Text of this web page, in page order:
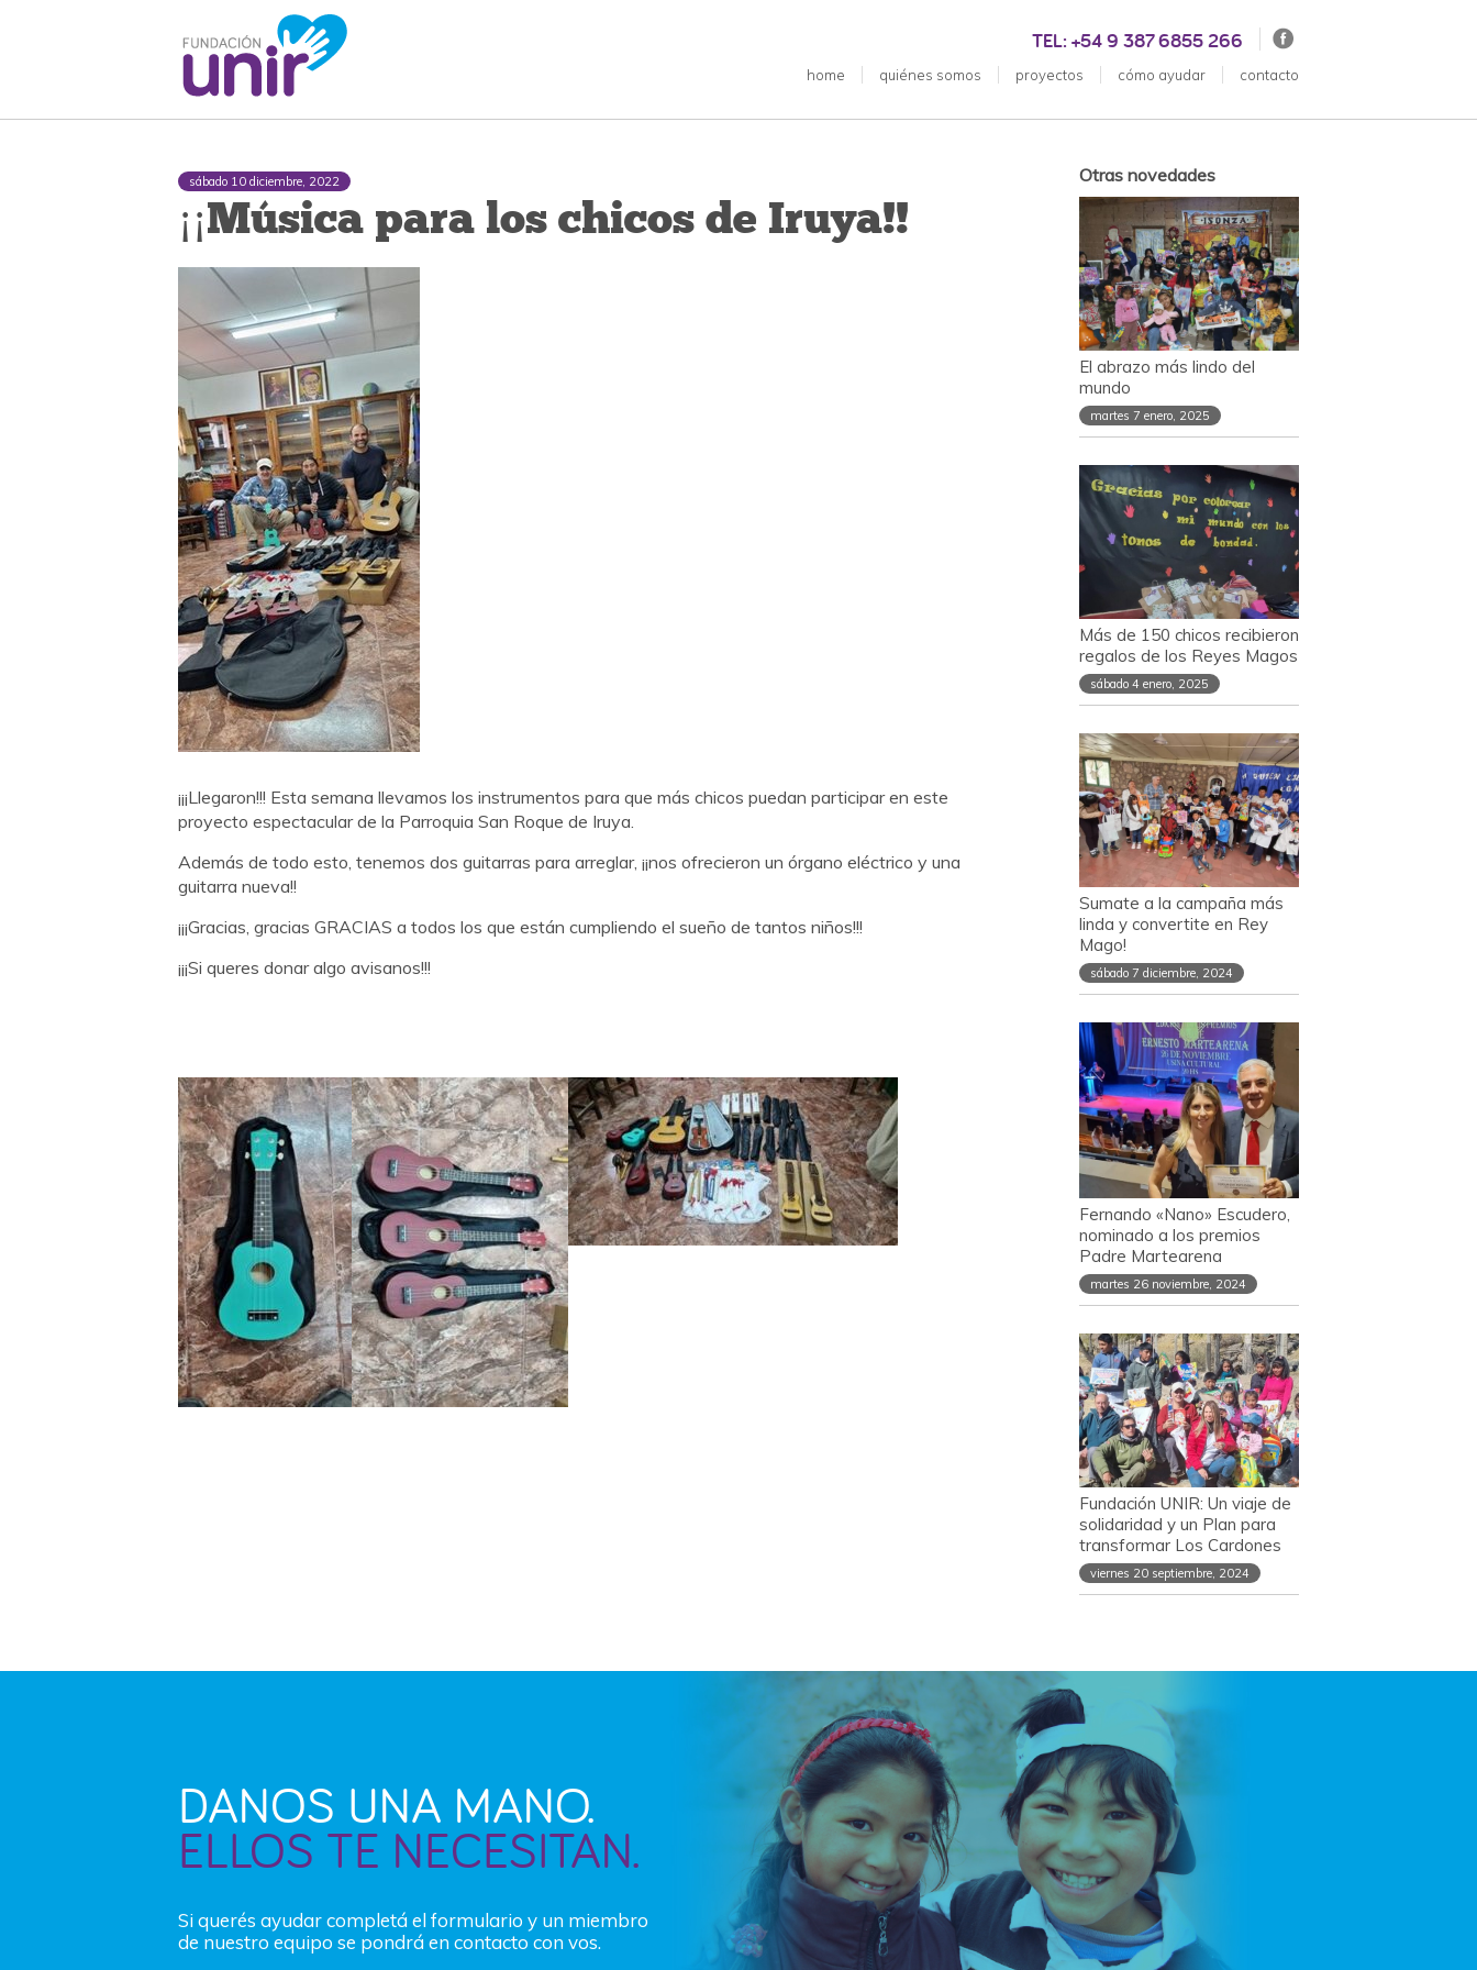
TEL: +54 9 387 6855 266
home quiénes somos proyectos cómo ayudar contacto
sábado 10 diciembre, 2022
¡¡Música para los chicos de Iruya!!
¡¡¡Llegaron!!! Esta semana llevamos los instrumentos para que más chicos puedan participar en este
proyecto espectacular de la Parroquia San Roque de Iruya.
Además de todo esto, tenemos dos guitarras para arreglar, ¡¡nos ofrecieron un órgano eléctrico y una
guitarra nueva!!
¡¡¡Gracias, gracias GRACIAS a todos los que están cumpliendo el sueño de tantos niños!!!
¡¡¡Si queres donar algo avisanos!!!
Otras novedades
El abrazo más lindo del
mundo
martes 7 enero, 2025
Más de 150 chicos recibieron
regalos de los Reyes Magos
sábado 4 enero, 2025
Sumate a la campaña más
linda y convertite en Rey
Mago!
sábado 7 diciembre, 2024
Fernando «Nano» Escudero,
nominado a los premios
Padre Martearena
martes 26 noviembre, 2024
Fundación UNIR: Un viaje de
solidaridad y un Plan para
transformar Los Cardones
viernes 20 septiembre, 2024
DANOS UNA MANO.
ELLOS TE NECESITAN.
Si querés ayudar completá el formulario y un miembro
de nuestro equipo se pondrá en contacto con vos.